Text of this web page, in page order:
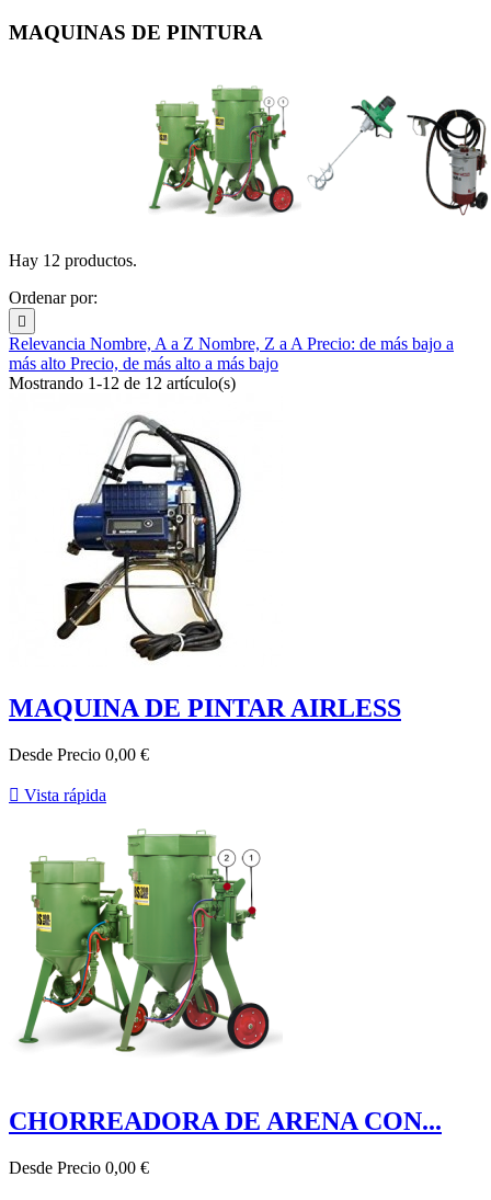
MAQUINAS DE PINTURA
Hay 12 productos.
Ordenar por:

Relevancia Nombre, A a Z Nombre, Z a A Precio: de más bajo a
más alto Precio, de más alto a más bajo
Mostrando 1-12 de 12 artículo(s)
MAQUINA DE PINTAR AIRLESS
Desde Precio 0,00 €
 Vista rápida
CHORREADORA DE ARENA CON...
Desde Precio 0,00 €